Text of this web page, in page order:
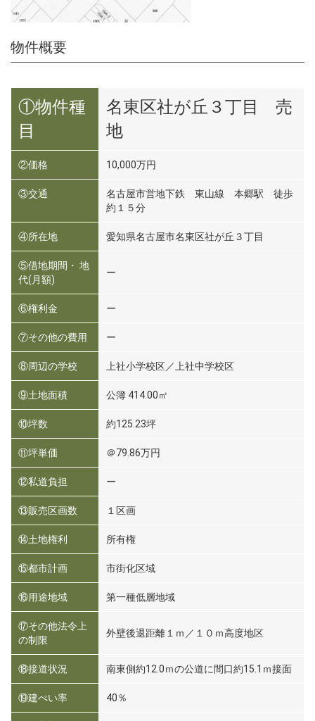
物件概要
①物件種
目
名東区社が丘３丁目 売
地
②価格 10,000万円
③交通
名古屋市営地下鉄 東山線 本郷駅 徒歩
約１５分
④所在地 愛知県名古屋市名東区社が丘３丁目
⑤借地期間・ 地
代(月額)
ー
⑥権利金 ー
⑦その他の費用 ー
⑧周辺の学校 上社小学校区／上社中学校区
⑨土地面積 公簿 414.00㎡
⑩坪数 約125.23坪
⑪坪単価 ＠79.86万円
⑫私道負担 ー
⑬販売区画数 １区画
⑭土地権利 所有権
⑮都市計画 市街化区域
⑯用途地域 第一種低層地域
⑰その他法令上
の制限
外壁後退距離１ｍ／１０ｍ高度地区
⑱接道状況 南東側約12.0ｍの公道に間口約15.1ｍ接面
⑲建ぺい率 40％